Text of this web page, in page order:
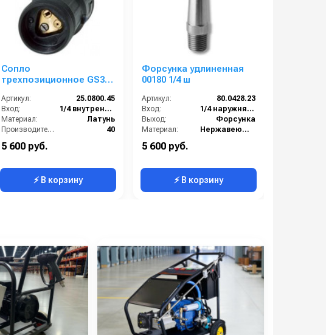
Сопло
трехпозиционное GS3
Артикул:
25.0800.45
Вход:
1/4 внутренняя резьба
Материал:
Латунь
Производительность (л/мин):
40
Вес, кг:
5 600 руб.
⚡ В корзину
Форсунка удлиненная
00180 1/4 ш
Артикул:
80.0428.23
Вход:
1/4 наружняя резьба
Выход:
Форсунка
Материал:
Нержавеющая сталь
Вес, кг:
5 600 руб.
⚡ В корзину